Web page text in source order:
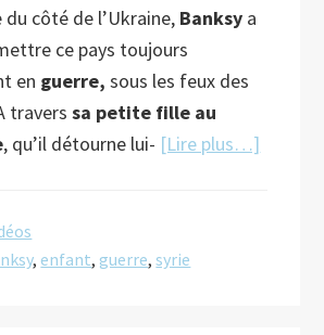
du côté de l’Ukraine, Banksy a
ce pays toujours
en guerre, sous les feux des
traverssa petite fille au
, qu’il détourne lui- [Lire plus…]
, enfant, guerre,syrie